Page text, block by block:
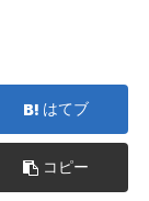
はてブ
コピー